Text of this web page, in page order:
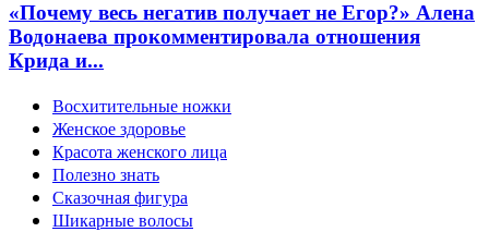
«Почему весь негатив получает не Егор?» Алена
Водонаева прокомментировала отношения
Крида и...
Восхитительные ножки
Женское здоровье
Красота женского лица
Полезно знать
Сказочная фигура
Шикарные волосы